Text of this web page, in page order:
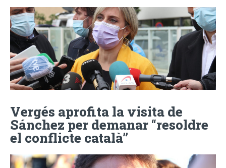
Vergés aprofita la visita de
Sánchez per demanar “resoldre
el conflicte català”